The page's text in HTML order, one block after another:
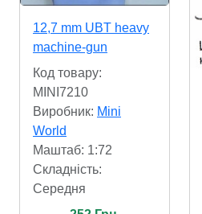
12,7 mm UBT heavy
machine-gun
Код товару:
MINI7210
Виробник: Mini
World
Маштаб: 1:72
Складність:
Cередня